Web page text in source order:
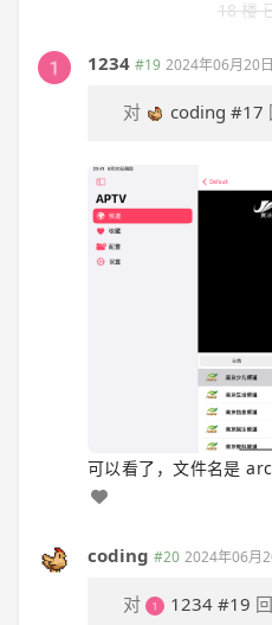
18 楼
1234 #19 2024年06月20日
对 coding #17
可以看了，文件名是
coding #20 2024年06月
对 1234 #19